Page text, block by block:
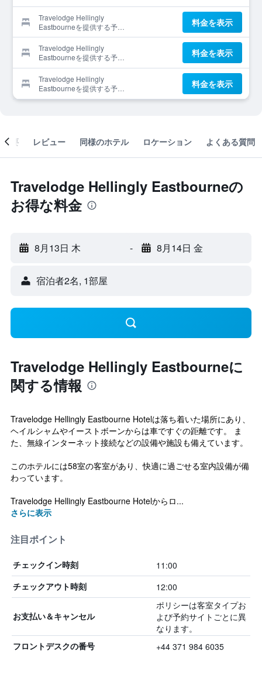
Travelodge Hellingly
Eastbourneを提供する予約
サイト
料金を表示
Travelodge Hellingly
Eastbourneを提供する予約
サイト
料金を表示
Travelodge Hellingly
Eastbourneを提供する予約
サイト
料金を表示
概要 レビュー 同様のホテル ロケーション よくある質問
Travelodge Hellingly Eastbourneの
お得な料金
8月13日 木 - 8月14日 金
宿泊者2名, 1​部屋
Travelodge Hellingly Eastbourneに
関する情報
Travelodge Hellingly Eastbourne Hotelは落ち着いた場所にあり、
ヘイルシャムやイーストボーンからは車ですぐの距離です。 ま
た、無線インターネット接続などの設備や施設も備えています。
このホテルには58室の客室があり、快適に過ごせる室内設備が備
わっています。
Travelodge Hellingly Eastbourne Hotelからロ...
さらに表示
注目ポイント
チェックイン時刻 11:00
チェックアウト時刻 12:00
お支払い＆キャンセル
ポリシーは客室タイプお
よび予約サイトごとに異
なります。
フロントデスクの番号 +44 371 984 6035